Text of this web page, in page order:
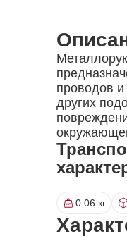
проводов
других
0.06 кг